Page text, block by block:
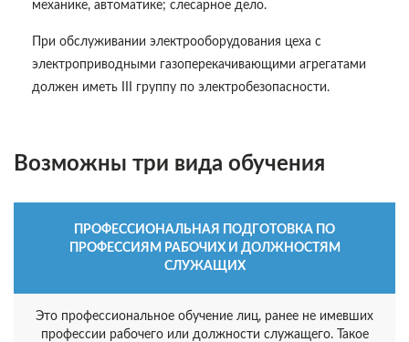
механике, автоматике; слесарное дело.
При обслуживании электрооборудования цеха с
электроприводными газоперекачивающими агрегатами
должен иметь III группу по электробезопасности.
Возможны три вида обучения
ПРОФЕССИОНАЛЬНАЯ ПОДГОТОВКА ПО
ПРОФЕССИЯМ РАБОЧИХ И ДОЛЖНОСТЯМ
СЛУЖАЩИХ
Это профессиональное обучение лиц, ранее не имевших
профессии рабочего или должности служащего. Такое